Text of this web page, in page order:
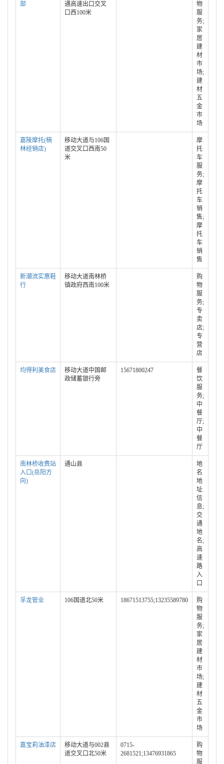
部
通高速出口交叉
口西100米
物
服
务;
家
居
建
材
市
场;
建
材
五
金
市
场
嘉陵摩托(楠
林经销店)
移动大道与106国
道交叉口西南50
米
摩
托
车
服
务;
摩
托
车
销
售;
摩
托
车
销
售
新潮流实惠鞋
行
移动大道南林桥
镇政府西南100米
购
物
服
务;
专
卖
店;
专
营
店
均得利美食店
移动大道中国邮
政储蓄银行旁
15671800247
餐
饮
服
务;
中
餐
厅;
中
餐
厅
南林桥收费站
入口(岳阳方
向)
通山县
地
名
地
址
信
息;
交
通
地
名;
高
速
路
入
口
孚龙管业 106国道北50米 18671513755;13235589780
购
物
服
务;
家
居
建
材
市
场;
建
材
五
金
市
场
嘉宝莉油漆店
移动大道与002县
道交叉口北50米
0715-
2681521;13476931865
购
物
服